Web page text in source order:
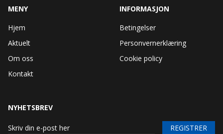
MENY
Hjem
Aktuelt
Om oss
Kontakt
INFORMASJON
Betingelser
Personvernerklæring
Cookie policy
NYHETSBREV
REGISTRER